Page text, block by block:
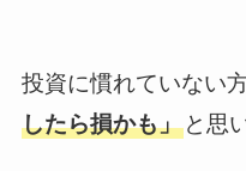
投資に慣れていない方
したら損かも」と思